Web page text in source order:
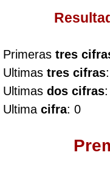
Culona día
Culona noche
Dorado
Primeras tres
Ultimas tres cifras
Ultimas dos cifras
Ultima cifra: 0